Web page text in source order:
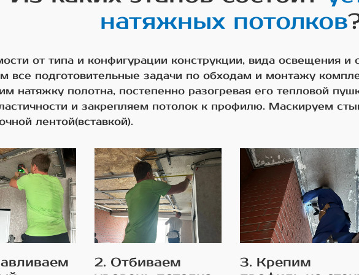
натяжных потолков
от типа и конфигурации конструкции, вида освещения
все подготовительные задачи по обходам и монтажу
натяжку полотна, постепенно разогревая его тепловой
и закрепляем потолок к профилю. Маскируем
лентой(вставкой).
2. Отбиваем
3. Крепим